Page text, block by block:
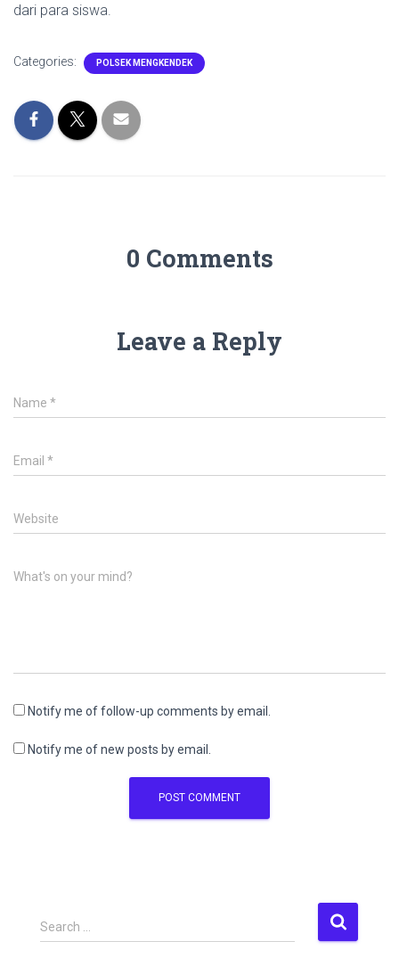
dari para siswa.
Categories: POLSEK MENGKENDEK
0 Comments
Leave a Reply
Name *
Email *
Website
What's on your mind?
Notify me of follow-up comments by email.
Notify me of new posts by email.
S
e
Search …